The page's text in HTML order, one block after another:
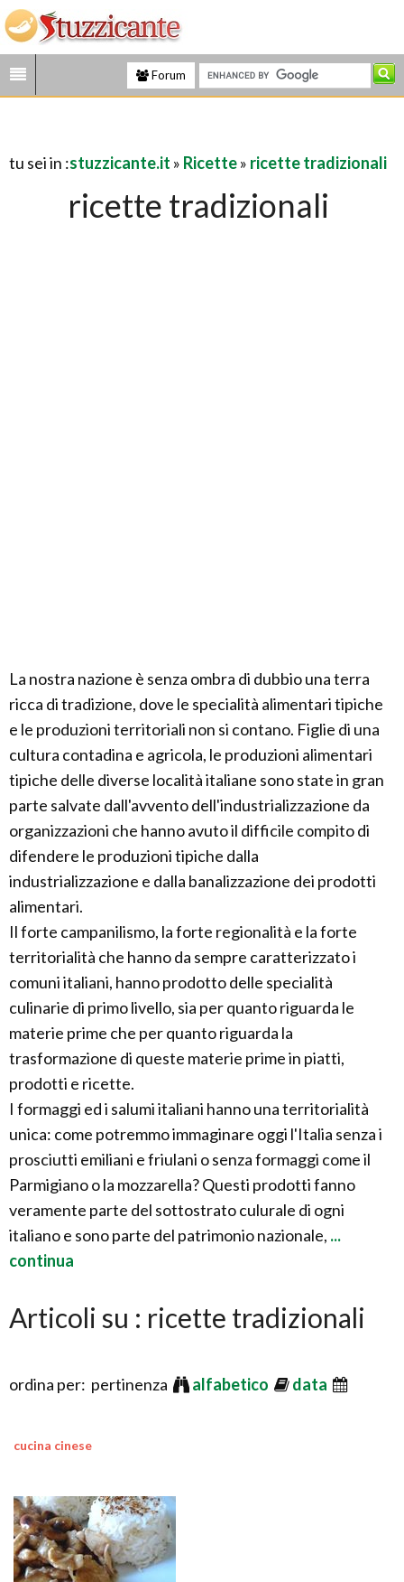
Forum
tu sei in :stuzzicante.it » Ricette» ricette tradizionali
ricette tradizionali
La nostra nazione è senza ombra di dubbio una terra
ricca di tradizione, dove le specialità alimentari tipiche
e le produzioni territoriali non si contano. Figlie di una
cultura contadina e agricola, le produzioni alimentari
tipiche delle diverse località italiane sono state in gran
parte salvate dall'avvento dell'industrializzazione da
organizzazioni che hanno avuto il difficile compito di
difendere le produzioni tipiche dalla
industrializzazione e dalla banalizzazione dei prodotti
alimentari.
Il forte campanilismo, la forte regionalità e la forte
territorialità che hanno da sempre caratterizzato i
comuni italiani, hanno prodotto delle specialità
culinarie di primo livello, sia per quanto riguarda le
materie prime che per quanto riguarda la
trasformazione di queste materie prime in piatti,
prodotti e ricette.
I formaggi ed i salumi italiani hanno una territorialità
unica: come potremmo immaginare oggi l'Italia senza i
prosciutti emiliani e friulani o senza formaggi come il
Parmigiano o la mozzarella? Questi prodotti fanno
veramente parte del sottostrato culurale di ogni
italiano e sono parte del patrimonio nazionale, ...
continua
Articoli su : ricette tradizionali
ordina per: pertinenza alfabetico data
cucina cinese